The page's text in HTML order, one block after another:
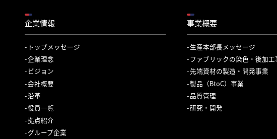
企業情報
トップメッセージ
企業理念
ビジョン
会社概要
沿革
役員一覧
拠点紹介
グループ企業
事業概要
生産本部長メッセージ
ファブリックの染色・後加工
先端資材の製造・開発事業
製品（BtoC）事業
品質管理
研究・開発